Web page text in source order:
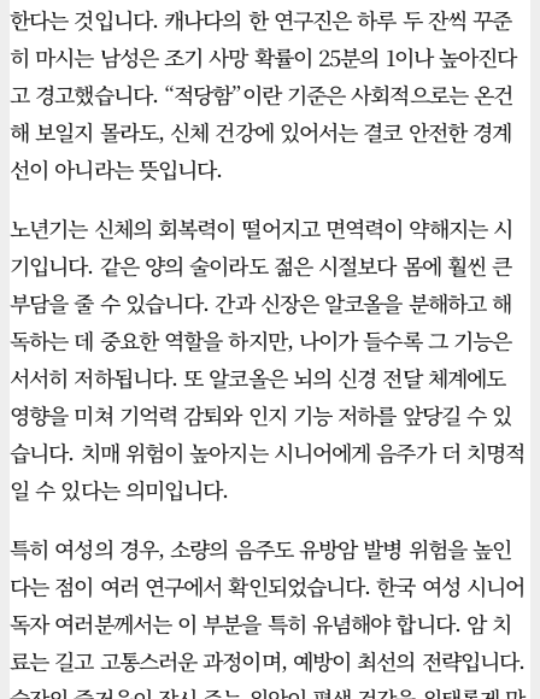
한다는 것입니다. 캐나다의 한 연구진은 하루 두 잔씩 꾸준
히 마시는 남성은 조기 사망 확률이 25분의 1이나 높아진다
고 경고했습니다. “적당함”이란 기준은 사회적으로는 온건
해 보일지 몰라도, 신체 건강에 있어서는 결코 안전한 경계
선이 아니라는 뜻입니다.
노년기는 신체의 회복력이 떨어지고 면역력이 약해지는 시
기입니다. 같은 양의 술이라도 젊은 시절보다 몸에 훨씬 큰
부담을 줄 수 있습니다. 간과 신장은 알코올을 분해하고 해
독하는 데 중요한 역할을 하지만, 나이가 들수록 그 기능은
서서히 저하됩니다. 또 알코올은 뇌의 신경 전달 체계에도
영향을 미쳐 기억력 감퇴와 인지 기능 저하를 앞당길 수 있
습니다. 치매 위험이 높아지는 시니어에게 음주가 더 치명적
일 수 있다는 의미입니다.
특히 여성의 경우, 소량의 음주도 유방암 발병 위험을 높인
다는 점이 여러 연구에서 확인되었습니다. 한국 여성 시니어
독자 여러분께서는 이 부분을 특히 유념해야 합니다. 암 치
료는 길고 고통스러운 과정이며, 예방이 최선의 전략입니다.